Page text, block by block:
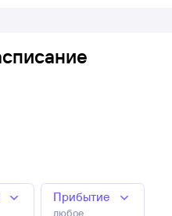
Прибытие
любое